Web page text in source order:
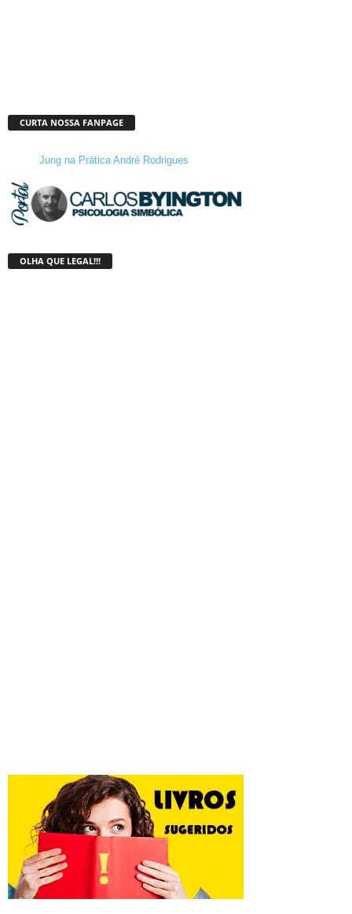
CURTA NOSSA FANPAGE
Jung na Prática André Rodrigues
OLHA QUE LEGAL!!!